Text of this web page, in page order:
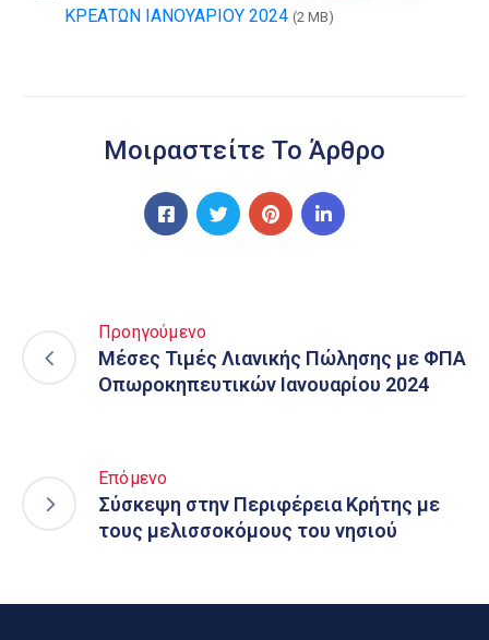
ΚΡΕΑΤΩΝ ΙΑΝΟΥΑΡΙΟΥ 2024 (2 MB)
Μοιραστείτε Το Άρθρο
Προηγούμενο
Μέσες Τιμές Λιανικής Πώλησης με ΦΠΑ
Οπωροκηπευτικών Ιανουαρίου 2024
Επόμενο
Σύσκεψη στην Περιφέρεια Κρήτης με
τους μελισσοκόμους του νησιού